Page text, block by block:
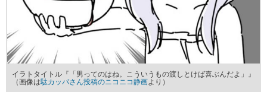
イラトタイトル『「男ってのはね。こういうもの渡しとけば喜ぶんだよ」』
（画像は駄カッパさん投稿のニコニコ静画より）